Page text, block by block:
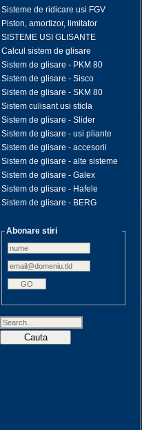
Sisteme de ridicare usi FGV
Piston, amortizor, limitator
SISTEME USI GLISANTE
Calcul sistem de glisare
Sistem de glisare - PKM 80
Sistem de glisare - Sisco
Sistem de glisare - SKM 80
Sistem culisant usi sticla
Sistem de glisare - Slider
Sistem de glisare - usi pliante
Sistem de glisare - accesorii
Sistem de glisare - alte sisteme
Sistem de glisare - Galex
Sistem de glisare - Hafele
Sistem de glisare - BERG
Abonare stiri